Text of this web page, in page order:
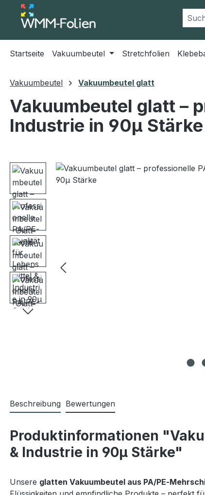
Hauptinhalt springen
Zur Suche springen
Zur Hauptnavigation springen
Startseite Vakuumbeutel Stretchfolien
Vakuumbeutel Vakuumbeutel glatt
Vakuumbeutel glatt –
Industrie in 90µ Stärke
Bildergalerie überspringen
Beschreibung Bewertungen
Produktinformationen
& Industrie in 90µ Stärke"
Unsere glatten Vakuumbeutel aus PA/